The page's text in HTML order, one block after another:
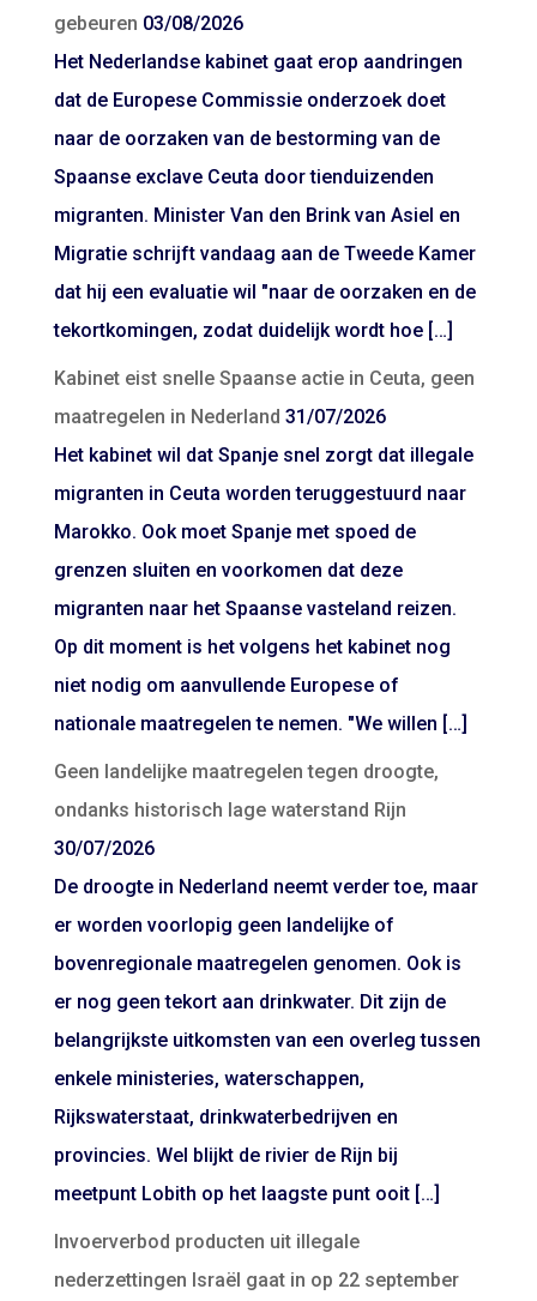
gebeuren 03/08/2026
Het Nederlandse kabinet gaat erop aandringen
dat de Europese Commissie onderzoek doet
naar de oorzaken van de bestorming van de
Spaanse exclave Ceuta door tienduizenden
migranten. Minister Van den Brink van Asiel en
Migratie schrijft vandaag aan de Tweede Kamer
dat hij een evaluatie wil "naar de oorzaken en de
tekortkomingen, zodat duidelijk wordt hoe […]
Kabinet eist snelle Spaanse actie in Ceuta, geen
maatregelen in Nederland 31/07/2026
Het kabinet wil dat Spanje snel zorgt dat illegale
migranten in Ceuta worden teruggestuurd naar
Marokko. Ook moet Spanje met spoed de
grenzen sluiten en voorkomen dat deze
migranten naar het Spaanse vasteland reizen.
Op dit moment is het volgens het kabinet nog
niet nodig om aanvullende Europese of
nationale maatregelen te nemen. "We willen […]
Geen landelijke maatregelen tegen droogte,
ondanks historisch lage waterstand Rijn
30/07/2026
De droogte in Nederland neemt verder toe, maar
er worden voorlopig geen landelijke of
bovenregionale maatregelen genomen. Ook is
er nog geen tekort aan drinkwater. Dit zijn de
belangrijkste uitkomsten van een overleg tussen
enkele ministeries, waterschappen,
Rijkswaterstaat, drinkwaterbedrijven en
provincies. Wel blijkt de rivier de Rijn bij
meetpunt Lobith op het laagste punt ooit […]
Invoerverbod producten uit illegale
nederzettingen Israël gaat in op 22 september